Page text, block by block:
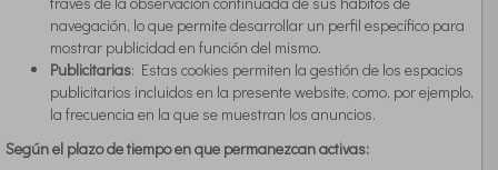
navegación, lo que permite desarrollar un perfil específico para
mostrar publicidad en función del mismo.
Publicitarias: Estas cookies permiten la gestión de los espacios
publicitarios incluidos en la presente website, como, por ejemplo,
la frecuencia en la que se muestran los anuncios.
Según el plazo de tiempo en que permanezcan activas: